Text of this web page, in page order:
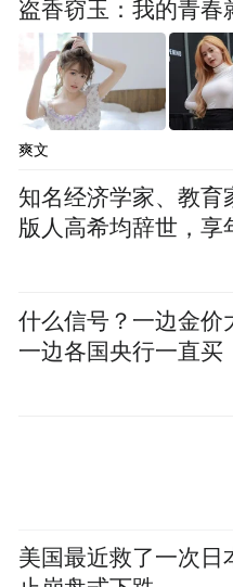
金融赋能文旅，匠
融服务与文旅文化
区域交流互动平台
助力地方文旅发展
大客户，书写金融
盗香窃玉：我的青春
爽文
知名经济学家、教育
版人高希均辞世，享
什么信号？一边金价
一边各国央行一直买
美国最近救了一次日